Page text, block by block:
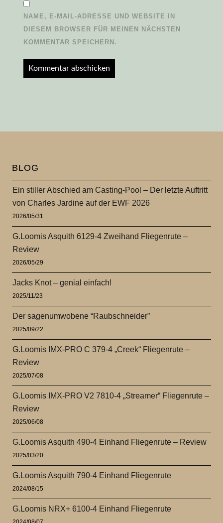
NAME, E-MAIL-ADRESSE UND WEBSITE IN
DIESEM BROWSER FÜR MEINEN NÄCHSTEN
KOMMENTAR SPEICHERN.
BLOG
Ein stiller Abschied am Casting-Pool – Der letzte Auftritt
von Charles Jardine auf der EWF 2026
2026/05/31
G.Loomis Asquith 6129-4 Zweihand Fliegenrute –
Review
2026/05/29
Jacks Knot – genial einfach!
2025/11/23
Der sagenumwobene “Raubschneider”
2025/09/22
G.Loomis IMX-PRO C 379-4 „Creek“ Fliegenrute –
Review
2025/07/08
G.Loomis IMX-PRO V2 7810-4 „Streamer“ Fliegenrute –
Review
2025/06/08
G.Loomis Asquith 490-4 Einhand Fliegenrute – Review
2025/03/20
G.Loomis Asquith 790-4 Einhand Fliegenrute
2024/08/15
G.Loomis NRX+ 6100-4 Einhand Fliegenrute